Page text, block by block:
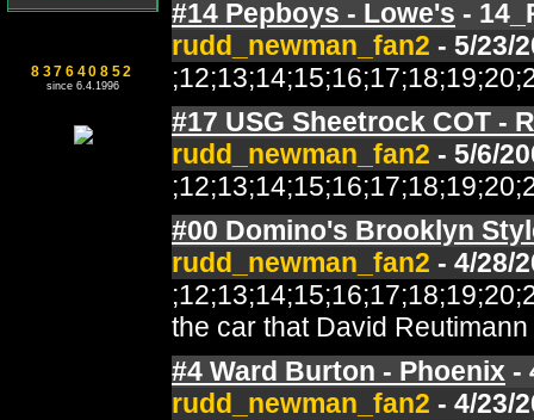
837640852
since 6.4.1996
#14 Pepboys - Lowe's -
rudd_newman_fan2 - 5/23/
#17 USG Sheetrock COT -
rudd_newman_fan2 - 5/6/
#00 Domino's Brooklyn
rudd_newman_fan2 - 4/28/
the car that David
#4 Ward Burton - Phoenix -
rudd_newman_fan2 - 4/23/